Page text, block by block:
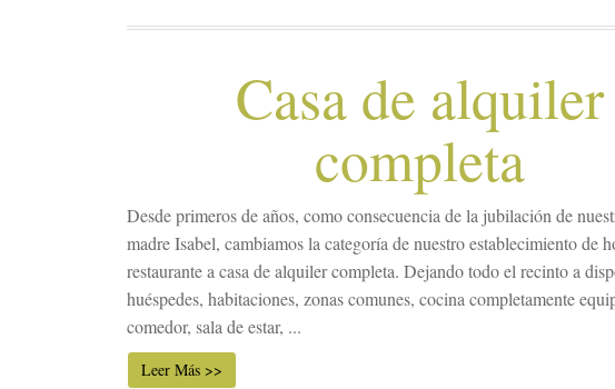
Casa de alquiler
completa
Desde primeros de años, como consecuencia de la jubilación de
madre Isabel, cambiamos la categoría de nuestro establecimiento de
restaurante a casa de alquiler completa. Dejando todo el recinto a
huéspedes, habitaciones, zonas comunes, cocina completamente
comedor, sala de estar, ...
Leer Más >>